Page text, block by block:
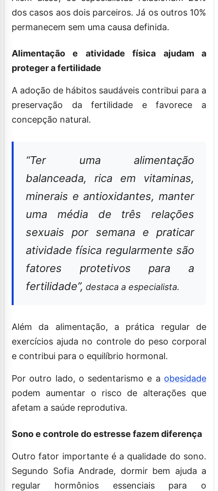
dos casos aos dois parceiros. Já os outros 10%
permanecem sem uma causa definida.
Alimentação e atividade física ajudam a
proteger a fertilidade
A adoção de hábitos saudáveis contribui para a
preservação da fertilidade e favorece a
concepção natural.
“Ter uma alimentação
balanceada, rica em vitaminas,
minerais e antioxidantes, manter
uma média de três relações
sexuais por semana e praticar
atividade física regularmente são
fatores protetivos para a
fertilidade”, destaca a especialista.
Além da alimentação, a prática regular de
exercícios ajuda no controle do peso corporal
e contribui para o equilíbrio hormonal.
Por outro lado, o sedentarismo e a obesidade
podem aumentar o risco de alterações que
afetam a saúde reprodutiva.
Sono e controle do estresse fazem diferença
Outro fator importante é a qualidade do sono.
Segundo Sofia Andrade, dormir bem ajuda a
regular hormônios essenciais para o